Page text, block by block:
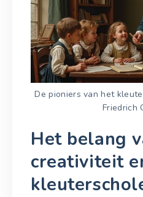
De pioniers van het
Friedrich
Het belang
creativiteit